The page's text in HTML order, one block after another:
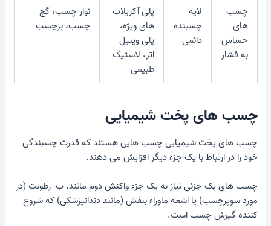
چسب
های
حساس
به فشار
لایه
چسبنده
دائمی
پلی آکریلات
های ویژه،
پلی وینیل
اتر، لاستیک
طبیعی
نوار چسب، گچ
چسب، برچسب
چسب های پخت شیمیایی
چسب های پخت شیمیاییچسب هایی هستند که قدرت چسبندگی
خود را در ارتباط با یک جزء دیگر افزایش می دهند.
چسب های یک جزئینیاز به یک جزء واکنش دوم مانند. ب- رطوبت (در
مورد سوپرچسب) یا اشعه ماوراء بنفش (مانند دندانپزشکی) که شروع
کننده گیرش چسب است.